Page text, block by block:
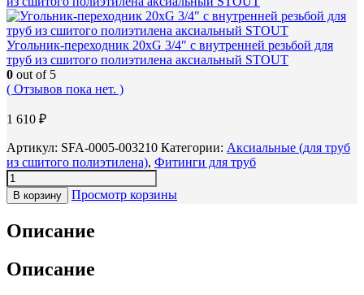
Угольник-переходник 20xG 3/4″ с внутренней резьбой для
труб из сшитого полиэтилена аксиальный STOUT
0 out of 5
( Отзывов пока нет. )
1 610 ₽
Артикул: SFA-0005-003210 Категории: Аксиальные (для труб
из сшитого полиэтилена), Фитинги для труб
В корзину Просмотр корзины
Описание
Описание